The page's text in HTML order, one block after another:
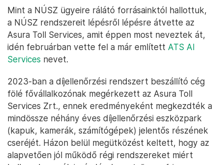
válaszolni a kérdésekre, mert a válaszadás sértené
a titoktartási pontokat.
A NÚSZ honlapján találtadatkezelési tájékoztató
szerint az e-matricával és az útdíjellenőrzéssel
közreműködését veszi igénybe:
Asura Toll Services Zrt.
I-Cell Informatikai Fejlesztő és Szolgáltató Kft.
Mint a NÚSZ ügyeire rálátó forrásainktól hallottuk,
a NÚSZ rendszereit lépésről lépésre átvette az